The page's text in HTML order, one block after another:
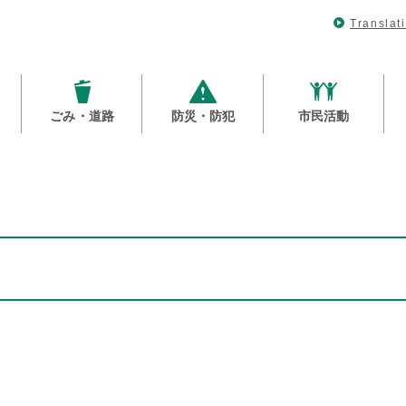
ごみ・道路 防災・防犯 市民活動